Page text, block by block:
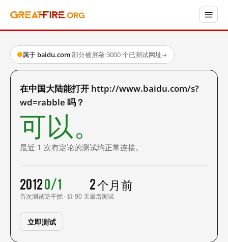
属于 baidu.com·部分被屏蔽·3000 个已测试网址→
在中国大陆能打开 http://www.baidu.com/s?
wd=rabble 吗？
可以。
最近 1 次有定论的测试均正常连接。
2012
首次测试
0/1
受干扰 · 近 90 天
2 个月前
最后测试
立即测试